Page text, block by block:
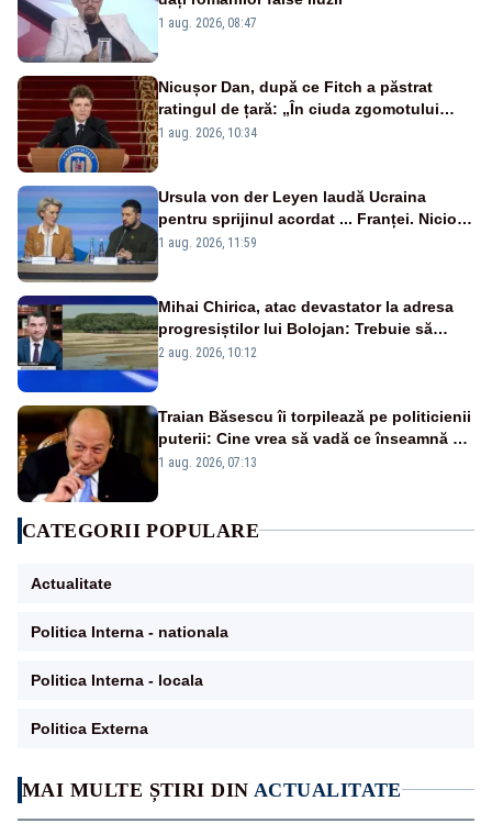
MAI MULTE ȘTIRI DIN ACTUALITATE
1 aug. 2026, 08:47
Nicușor Dan, după ce Fitch a păstrat
ratingul de țară: „În ciuda zgomotului
politic, România funcționează”
1 aug. 2026, 10:34
Ursula von der Leyen laudă Ucraina
pentru sprijinul acordat ... Franței. Nicio
reacție privind ajutorul energetic promis
1 aug. 2026, 11:59
Mihai Chirica, atac devastator la adresa
progresiștilor lui Bolojan: Trebuie să
protejăm și natura, dar nu șținem omaneii
2 aug. 2026, 10:12
Traian Băsescu îi torpilează pe politicienii
puterii: Cine vrea să vadă ce înseamnă să
fii prost, se uită la România
1 aug. 2026, 07:13
CATEGORII POPULARE
Actualitate
Politica Interna - nationala
Politica Interna - locala
Politica Externa